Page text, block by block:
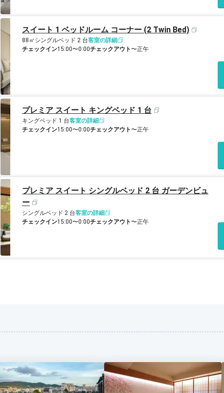
スイート 1 ベッドルーム コーナー (2 Twin Bed)
88㎡ シングルベッド 2 台客室の詳細
チェックイン15:00〜0:00チェックアウト〜正午
プレミア スイート キングベッド 1 台
キングベッド 1 台客室の詳細
チェックイン15:00〜0:00チェックアウト〜正午
プレミア スイート シングルベッド 2 台 ガーデンビュ
ー
シングルベッド 2 台客室の詳細
チェックイン15:00〜0:00チェックアウト〜正午